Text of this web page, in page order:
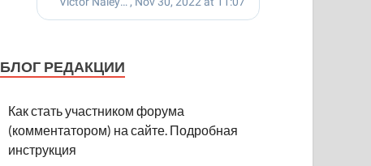
БЛОГ РЕДАКЦИИ
Как стать участником форума
(комментатором) на сайте. Подробная
инструкция